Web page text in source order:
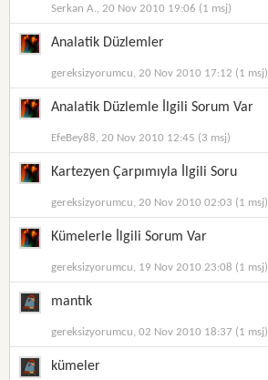
Serkan A., 20 Nov 2010 19:06 (1 msj)
Analatik Düzlemler
gereksizyorumcu, 20 Nov 2010 17:12 (1 msj)
Analatik Düzlemle İlgili Sorum Var
EfeBey88, 20 Nov 2010 12:45 (3 msj)
Kartezyen Çarpımıyla İlgili Soru
gereksizyorumcu, 20 Nov 2010 02:03 (1 msj)
Kümelerle İlgili Sorum Var
gereksizyorumcu, 19 Nov 2010 23:08 (1 msj)
mantık
gereksizyorumcu, 02 Nov 2010 18:37 (1 msj)
kümeler